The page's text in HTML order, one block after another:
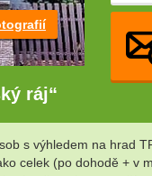
ráj“
s výhledem na hrad
celek (po dohodě +